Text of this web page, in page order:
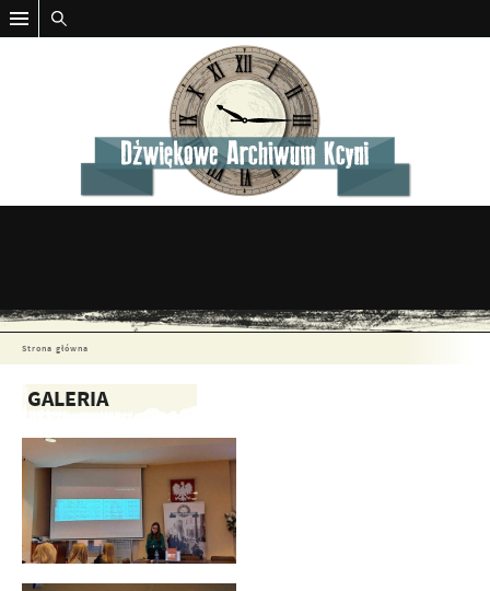
Strona główna
GALERIA